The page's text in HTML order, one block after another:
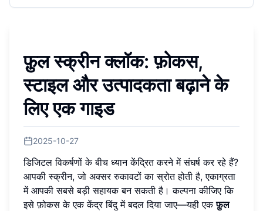
फ़ुल स्क्रीन क्लॉक: फ़ोकस,
स्टाइल और उत्पादकता बढ़ाने के
लिए एक गाइड
2025-10-27
डिजिटल विकर्षणों के बीच ध्यान केंद्रित करने में संघर्ष कर रहे हैं?
आपकी स्क्रीन, जो अक्सर रुकावटों का स्रोत होती है, एकाग्रता
में आपकी सबसे बड़ी सहायक बन सकती है। कल्पना कीजिए कि
इसे फ़ोकस के एक केंद्र बिंदु में बदल दिया जाए—यही एकफ़ुल